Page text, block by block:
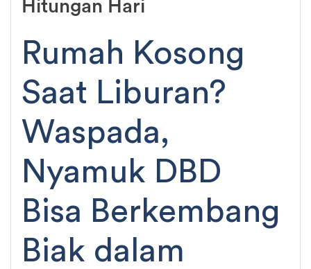
Hitungan Hari
Rumah Kosong
Saat Liburan?
Waspada,
Nyamuk DBD
Bisa Berkembang
Biak dalam